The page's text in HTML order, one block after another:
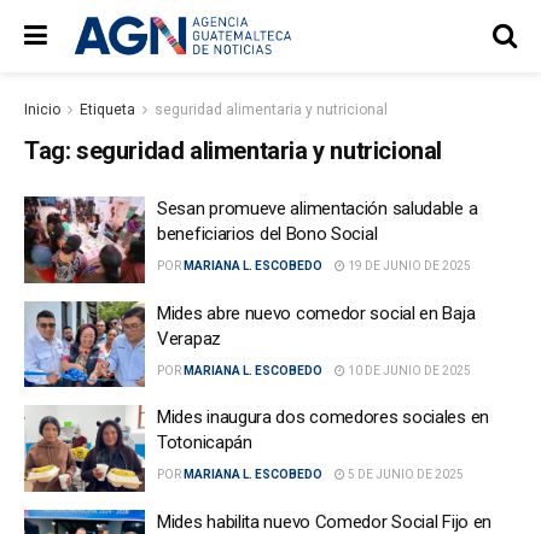
Inicio Etiqueta seguridad alimentaria y nutricional
Tag: seguridad alimentaria y nutricional
Sesan promueve alimentación saludable a
beneficiarios del Bono Social
POR MARIANA L. ESCOBEDO 19 DE JUNIO DE 2025
Mides abre nuevo comedor social en Baja
Verapaz
POR MARIANA L. ESCOBEDO 10 DE JUNIO DE 2025
Mides inaugura dos comedores sociales en
Totonicapán
POR MARIANA L. ESCOBEDO 5 DE JUNIO DE 2025
Mides habilita nuevo Comedor Social Fijo en